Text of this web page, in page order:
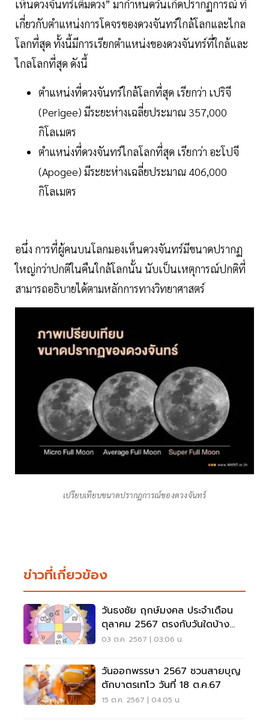
เห็นดวงจันทร์เต็มดวง” มากำหนดวันเกิดปรากฏการณ์ ที่
เกี่ยวกับตำแหน่งการโคจรของดวงจันทร์ใกล้โลกและไกล
โลกที่สุด ทั้งนี้มีการเรียกตำแหน่งของดวงจันทร์ที่ใกล้และ
ไกลโลกที่สุด ดังนี้
ตำแหน่งที่ดวงจันทร์ใกล้โลกที่สุด เรียกว่า เปริจี
(Perigee) มีระยะห่างเฉลี่ยประมาณ 357,000
กิโลเมตร
ตำแหน่งที่ดวงจันทร์ไกลโลกที่สุด เรียกว่า อะโปจี
(Apogee) มีระยะห่างเฉลี่ยประมาณ 406,000
กิโลเมตร
อนึ่ง การที่ผู้คนบนโลกมองเห็นดวงจันทร์มีขนาดปรากฏ
ใหญ่กว่าปกติในคืนใกล้โลกนั้น นับเป็นเหตุการณ์ปกติที่
สามารถอธิบายได้ตามหลักการทางวิทยาศาสตร์
เปรียบเทียบขนาดปรากฎการณ์ของดวงจันทร์
ข่าวที่เกี่ยวข้อง
วันธงชัย ฤกษ์มงคล ประจำเดือน
ตุลาคม 2567 ตรงกับวันใดบ้าง
เช็คเลย
03 ต.ค. 2567 | 03:06 น.
วันออกพรรษา 2567 ชวนสายบุญ
ตักบาตรเทโว วันที่ 18 ต.ค.67
15 ต.ค. 2567 | 04:05 น.